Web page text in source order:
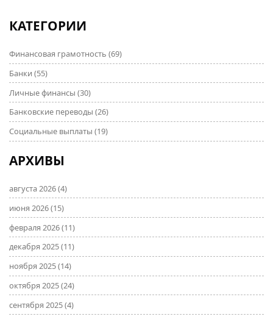
шансов на одобрение.
КАТЕГОРИИ
Финансовая грамотность (69)
Банки (55)
Личные финансы (30)
Банковские переводы (26)
Социальные выплаты (19)
АРХИВЫ
августа 2026(4)
июня 2026(15)
февраля 2026(11)
декабря 2025(11)
ноября 2025(14)
октября 2025(24)
сентября 2025(4)